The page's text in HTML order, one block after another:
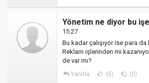
Yönetim ne diyor bu işe
15:27
Bu kadar çalışıyor ise para da
Reklam işlerinden mi
de var mı?
Yanıtla (5) (0)